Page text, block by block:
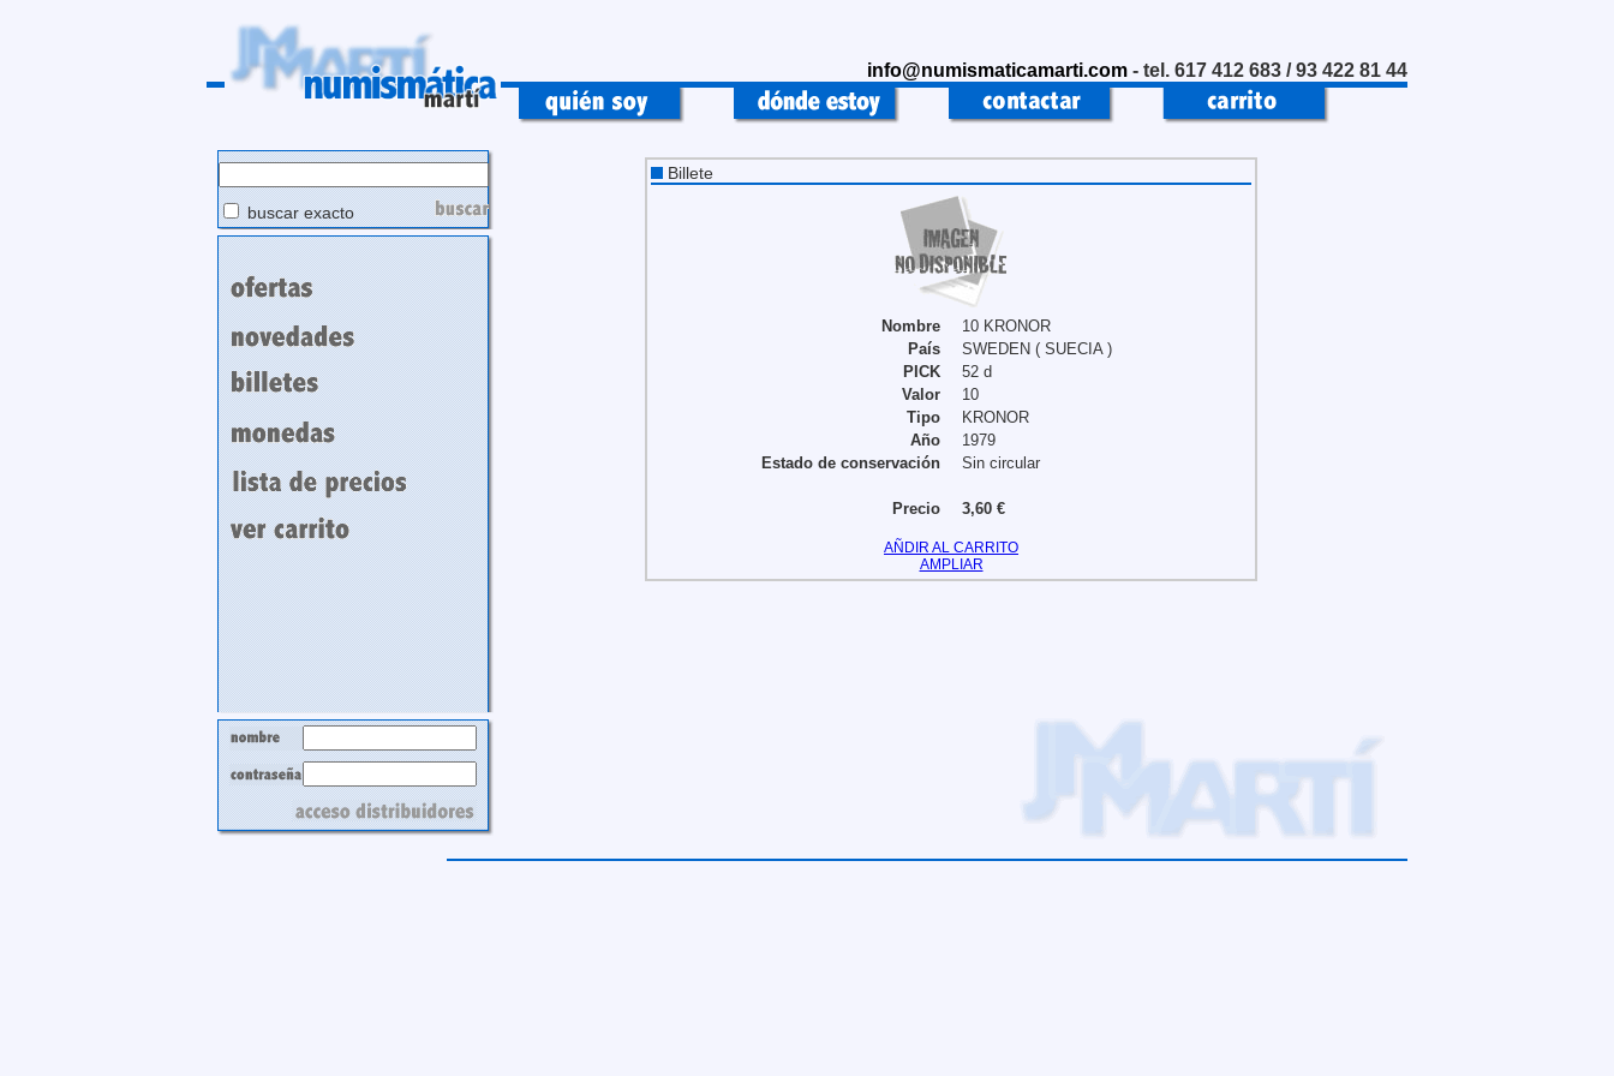
info@numismaticamarti.com - tel. 617 412 683 / 93 422 81 44
buscar exacto
Billete
Nombre
10 KRONOR
País
SWEDEN ( SUECIA )
PICK
52 d
Valor
10
Tipo
KRONOR
Año
1979
Estado de conservación
Sin circular
Precio 3,60 €
AÑDIR AL CARRITO
AMPLIAR